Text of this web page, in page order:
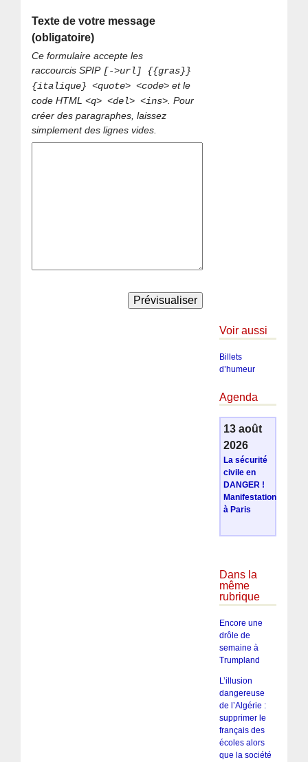
Texte de votre message
(obligatoire)
Ce formulaire accepte les
raccourcis SPIP [->url] {{gras}}
{italique} <quote> <code> et le
code HTML<q> <del> <ins> . Pour
créer des paragraphes, laissez
simplement des lignes vides.
Voir aussi
Billets
d’humeur
Agenda
13 août
2026
La sécurité
civile en
DANGER !
Manifestation
à Paris
Dans la
même
rubrique
Encore une
drôle de
semaine à
Trumpland
L’illusion
dangereuse
de l’Algérie :
supprimer le
français des
écoles alors
que la société